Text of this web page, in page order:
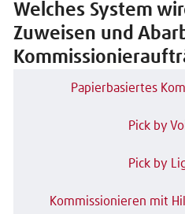
Welches System
Zuweisen und
Papierbasiertes
Pick by
Pick by
Kommissionieren mit